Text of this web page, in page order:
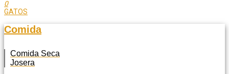
0
GATOS
Comida
Comida Seca
Josera